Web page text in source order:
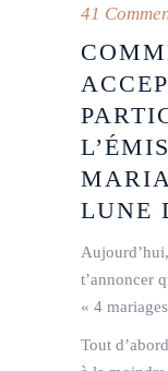
41
LUNE
t’annoncer
« 4
Tout